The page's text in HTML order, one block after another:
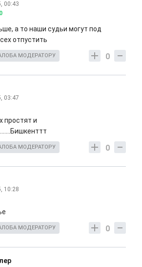
00:43
а то наши судьи могут под
отпустить
0
МОДЕРАТОРУ
03:47
простят и
0
МОДЕРАТОРУ
10:28
0
МОДЕРАТОРУ